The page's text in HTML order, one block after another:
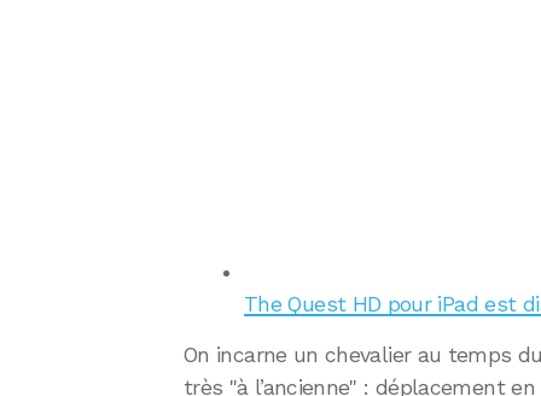
The Quest HD pour iPad est
On incarne un chevalier au temps
très "à l’ancienne" : déplacement